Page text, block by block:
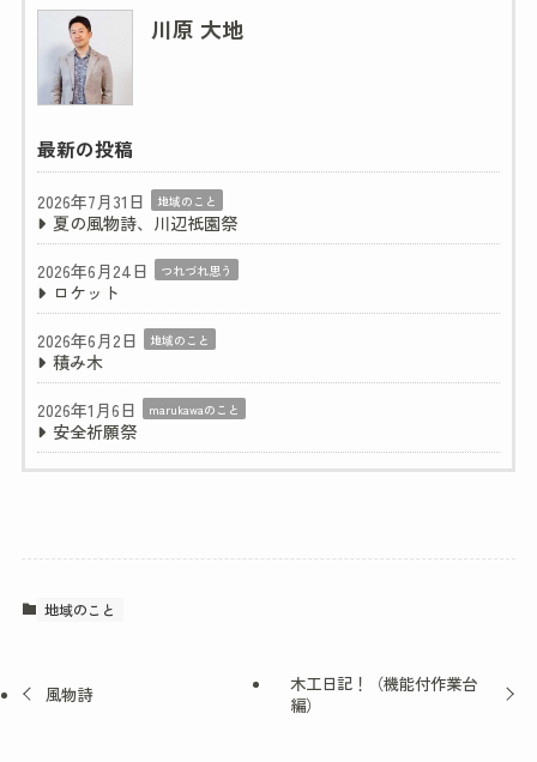
川原 大地
最新の投稿
2026年7月31日 地域のこと
夏の風物詩、川辺祇園祭
2026年6月24日
つれづれ思う
ロケット
2026年6月2日
地域のこと
積み木
2026年1月6日
marukawaのこと
安全祈願祭
地域のこと
風物詩
木工日記！（機能付作業台
編）